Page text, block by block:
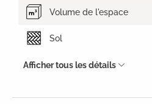
Volume de l'espace
Sol
Afficher tous les détails